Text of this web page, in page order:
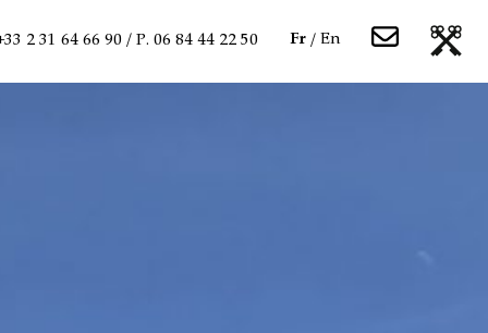
2 31 64 66 90 / P. 06 84 44 22 50 Fr En